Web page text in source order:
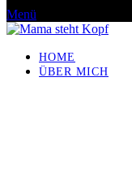
Menü
HOME
ÜBER MICH